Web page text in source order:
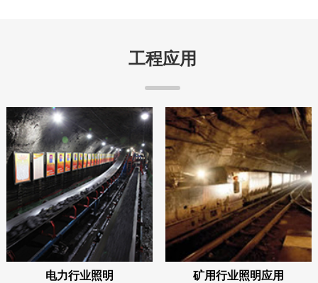
工程应用
电力行业照明 矿用行业照明应用